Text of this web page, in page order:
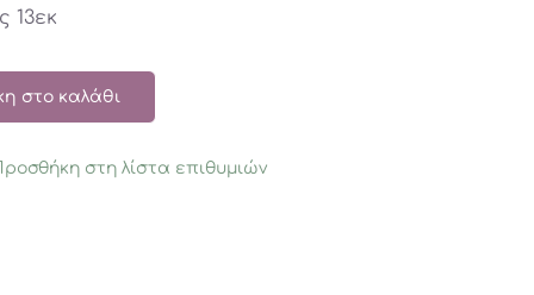
13εκ
στο καλάθι
Προσθήκη στη λίστα επιθυμιών